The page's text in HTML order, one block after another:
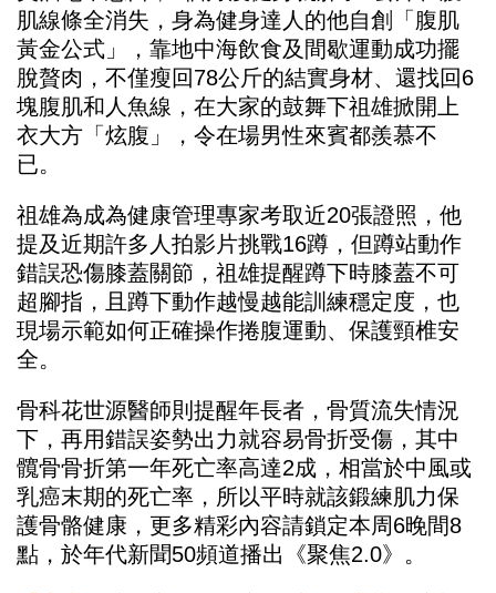
肌線條全消失，身為健身達人的他自創「腹肌
黃金公式」，靠地中海飲食及間歇運動成功擺
脫贅肉，不僅瘦回78公斤的結實身材、還找回6
塊腹肌和人魚線，在大家的鼓舞下祖雄掀開上
衣大方「炫腹」，令在場男性來賓都羨慕不
已。
祖雄為成為健康管理專家考取近20張證照，他
提及近期許多人拍影片挑戰16蹲，但蹲站動作
錯誤恐傷膝蓋關節，祖雄提醒蹲下時膝蓋不可
超腳指，且蹲下動作越慢越能訓練穩定度，也
現場示範如何正確操作捲腹運動、保護頸椎安
全。
骨科花世源醫師則提醒年長者，骨質流失情況
下，再用錯誤姿勢出力就容易骨折受傷，其中
髖骨骨折第一年死亡率高達2成，相當於中風或
乳癌末期的死亡率，所以平時就該鍛練肌力保
護骨骼健康，更多精彩內容請鎖定本周6晚間8
點，於年代新聞50頻道播出《聚焦2.0》。